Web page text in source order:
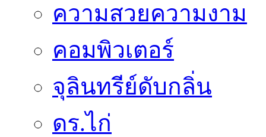
ความสวยความงาม
คอมพิวเตอร์
จุลินทรีย์ดับกลิ่น
ดร.ไก่